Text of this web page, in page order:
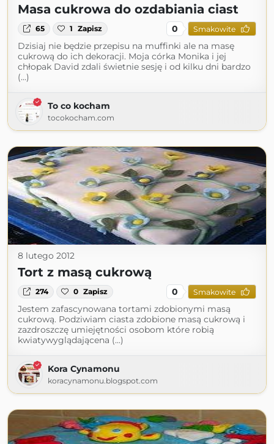
Masa cukrowa do ozdabiania ciast
65 1 Zapisz 0 Smakowite
Dzisiaj nie będzie przepisu na muffinki ale na masę
cukrową do ich dekoracji. Moja córka Monika i jej
chłopak David zdali świetnie sesję i od kilku dni bardzo
(...)
To co kocham
tocokocham.com
8 lutego 2012
Tort z masą cukrową
274 0 Zapisz 0 Smakowite
Jestem zafascynowana tortami zdobionymi masą
cukrową. Podziwiam ciasta zdobione masą cukrową i
zazdroszczę umiejętności osobom które robią
kwiatywyglądającena (...)
Kora Cynamonu
koracynamonu.blogspot.com